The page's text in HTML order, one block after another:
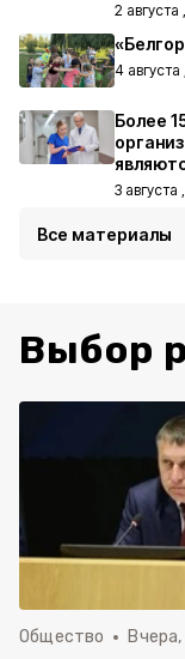
2 августа
4 августа
Более
3 августа
Все материалы
Выбор
Общество